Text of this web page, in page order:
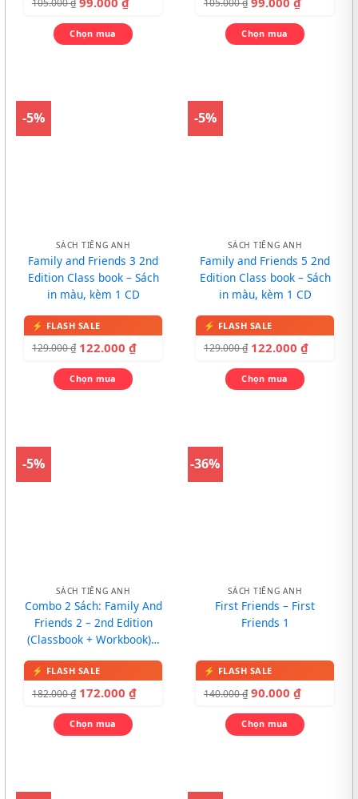
105.000₫
Chọn mua
105.000₫
Chọn mua
-5%
SÁCH TIẾNG ANH
Family and Friends 3 2nd
Edition Class book – Sách
in màu, kèm 1 CD
129.000₫ 122.000 ₫
Chọn mua
-5%
SÁCH TIẾNG ANH
Family and Friends 5 2nd
Edition Class book – Sách
in màu, kèm 1 CD
129.000₫ 122.000 ₫
Chọn mua
-5%
SÁCH TIẾNG ANH
Combo 2 Sách: Family And
Friends 2 – 2nd Edition
(Classbook + Workbook) –
182.000₫ 172.000 ₫
Chọn mua
-36%
SÁCH TIẾNG ANH
First Friends – First
Friends 1
140.000₫ 90.000 ₫
Chọn mua